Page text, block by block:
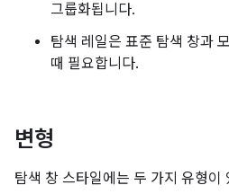
그룹화됩니다.
탐색 레일은 표준 탐색 창과
때 필요합니다.
변형
탐색 창 스타일에는 두 가지 유형이